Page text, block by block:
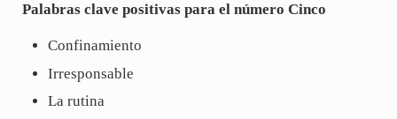
Palabras clave positivas para el número Cinco
Confinamiento
Irresponsable
La rutina